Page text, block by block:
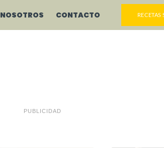
NOSOTROS CONTACTO RECETAS
PUBLICIDAD